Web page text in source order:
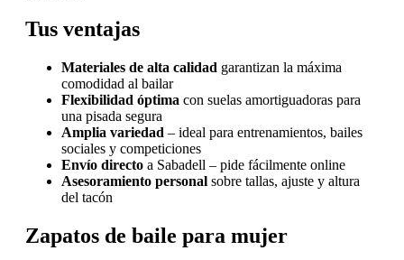
Tus ventajas
Materiales de alta calidad garantizan la máxima
comodidad al bailar
Flexibilidad óptima con suelas amortiguadoras para
una pisada segura
Amplia variedad – ideal para entrenamientos, bailes
sociales y competiciones
Envío directo a Sabadell – pide fácilmente online
Asesoramiento personal sobre tallas, ajuste y altura
del tacón
Zapatos de baile para mujer